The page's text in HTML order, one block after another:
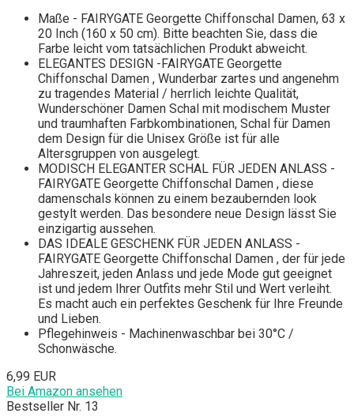
Maße - FAIRYGATE Georgette Chiffonschal Damen, 63 x
20 Inch (160 x 50 cm). Bitte beachten Sie, dass die
Farbe leicht vom tatsächlichen Produkt abweicht.
ELEGANTES DESIGN -FAIRYGATE Georgette
Chiffonschal Damen , Wunderbar zartes und angenehm
zu tragendes Material / herrlich leichte Qualität,
Wunderschöner Damen Schal mit modischem Muster
und traumhaften Farbkombinationen, Schal für Damen
dem Design für die Unisex Größe ist für alle
Altersgruppen von ausgelegt.
MODISCH ELEGANTER SCHAL FÜR JEDEN ANLASS -
FAIRYGATE Georgette Chiffonschal Damen , diese
damenschals können zu einem bezaubernden look
gestylt werden. Das besondere neue Design lässt Sie
einzigartig aussehen.
DAS IDEALE GESCHENK FÜR JEDEN ANLASS -
FAIRYGATE Georgette Chiffonschal Damen , der für jede
Jahreszeit, jeden Anlass und jede Mode gut geeignet
ist und jedem Ihrer Outfits mehr Stil und Wert verleiht.
Es macht auch ein perfektes Geschenk für Ihre Freunde
und Lieben.
Pflegehinweis - Machinenwaschbar bei 30°C /
Schonwäsche.
6,99 EUR
Bei Amazon ansehen
Bestseller Nr. 13